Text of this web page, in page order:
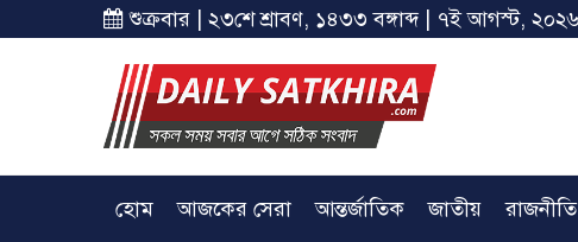
শুক্রবার | ২৩শে শ্রাবণ, ১৪৩৩ বঙ্গাব্দ | ৭ই আগস্ট,
হোম আজকের সেরা আন্তর্জাতিক জাতীয় রাজনীতি